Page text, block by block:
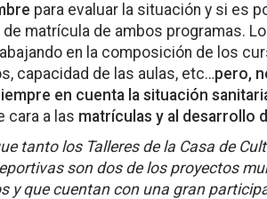
para evaluar la situación y si es
matrícula de ambos programas.
en la composición de los
capacidad de las aulas, etc…pero,
en cuenta la situación
cara a las matrículas y al desarrollo
tanto los Talleres de la Casa de
son dos de los proyectos
y que cuentan con una gran